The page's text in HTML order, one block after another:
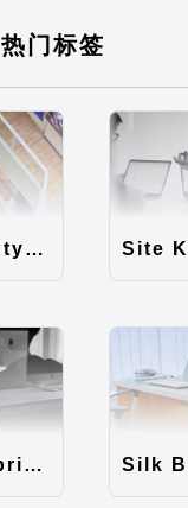
热门标签
Twenty Twenty-Five 免费的WordPress内容主题
Clean Enterprise主题汉化包